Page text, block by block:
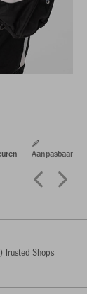
Aanpasbaar
Trusted Shops